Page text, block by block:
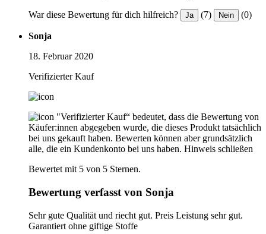
War diese Bewertung für dich hilfreich? Ja (7) Nein (0)
Sonja
18. Februar 2020
Verifizierter Kauf
"Verifizierter Kauf“ bedeutet, dass die Bewertung von
Käufer:innen abgegeben wurde, die dieses Produkt tatsächlich
bei uns gekauft haben. Bewerten können aber grundsätzlich
alle, die ein Kundenkonto bei uns haben. Hinweis schließen
Bewertet mit 5 von 5 Sternen.
Bewertung verfasst von Sonja
Sehr gute Qualität und riecht gut. Preis Leistung sehr gut.
Garantiert ohne giftige Stoffe